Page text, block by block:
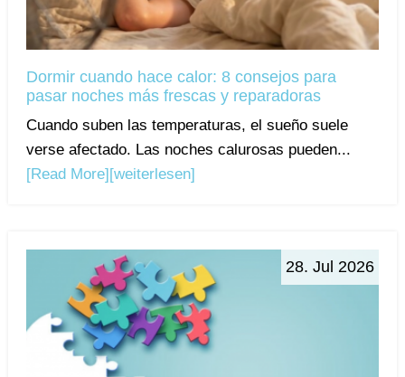
Dormir cuando hace calor: 8 consejos para
pasar noches más frescas y reparadoras
Cuando suben las temperaturas, el sueño suele
verse afectado. Las noches calurosas pueden...
[Read More][weiterlesen]
28. Jul 2026